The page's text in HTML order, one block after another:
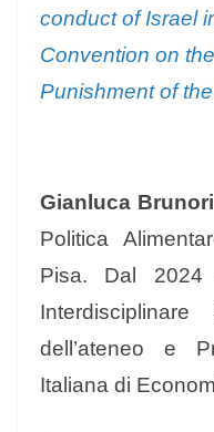
conduct of Israel
Convention on
Punishment of
Gianluca Brunori
Politica
Pisa. Dal 2024
dell’ateneo e
Italiana di